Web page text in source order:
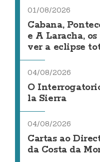
01/08/2026
Cabana,
e A Laracha,
ver a eclipse
04/08/2026
O
la Sierra
04/08/2026
Cartas ao
da Costa da